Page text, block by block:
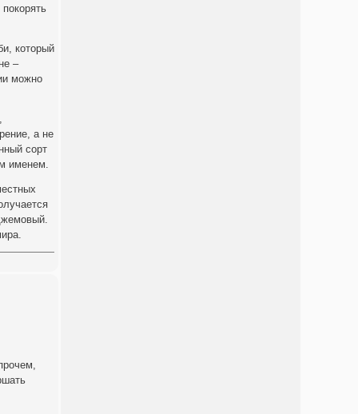
который
–
можно
а не
сорт
именем.